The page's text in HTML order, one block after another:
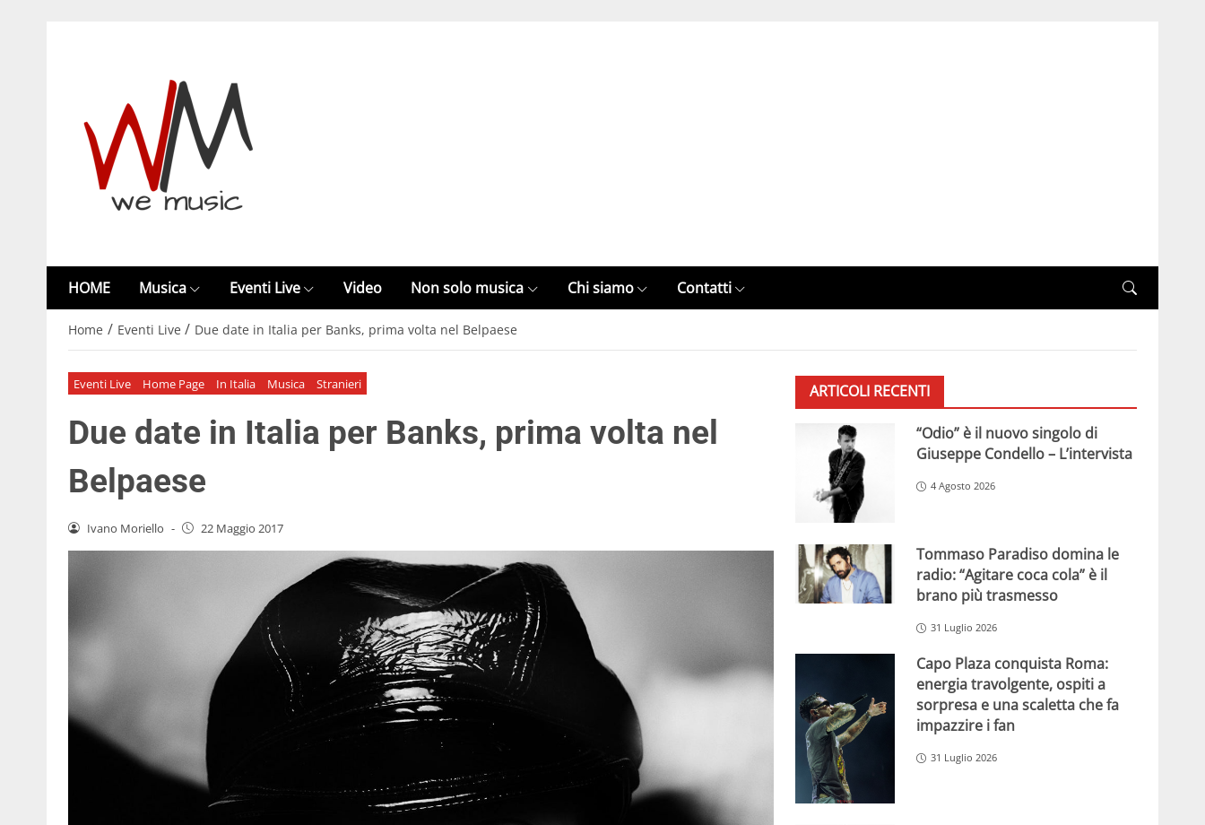
HOME Musica Eventi Live Video Non solo musica Chi siamo Contatti
Home / Eventi Live / Due date in Italia per Banks, prima volta nel Belpaese
Eventi Live Home Page In Italia Musica Stranieri
Due date in Italia per Banks, prima volta nel
Belpaese
Ivano Moriello - 22 Maggio 2017
ARTICOLI RECENTI
“Odio” è il nuovo singolo di
Giuseppe Condello – L’intervista
4 Agosto 2026
Tommaso Paradiso domina le
radio: “Agitare coca cola” è il
brano più trasmesso
31 Luglio 2026
Capo Plaza conquista Roma:
energia travolgente, ospiti a
sorpresa e una scaletta che fa
impazzire i fan
31 Luglio 2026